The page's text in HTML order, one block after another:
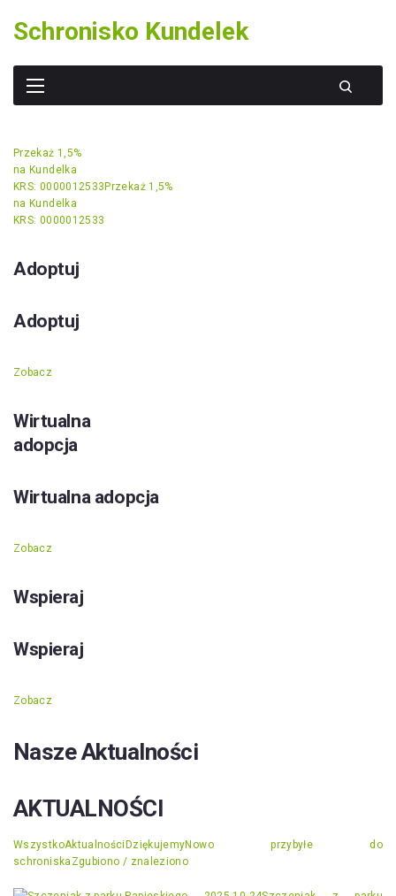
content
Schronisko Kundelek
Przekaż 1,5%
na Kundelka
KRS: 0000012533 Przekaż 1,5%
na Kundelka
KRS: 0000012533
Adoptuj
Adoptuj
Zobacz
Wirtualna
adopcja
Wirtualna adopcja
Zobacz
Wspieraj
Wspieraj
Zobacz
Nasze Aktualności
AKTUALNOŚCI
WszystkoAktualności DziękujemyNowo przybyłe do
schroniska Zgubiono / znaleziono